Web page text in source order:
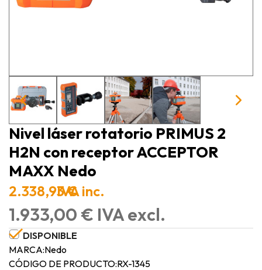
Nivel láser rotatorio PRIMUS 2
H2N con receptor ACCEPTOR
MAXX Nedo
2.338,93 €IVA inc.
1.933,00 € IVA excl.
DISPONIBLE
MARCA:Nedo
CÓDIGO DE PRODUCTO:RX-1345